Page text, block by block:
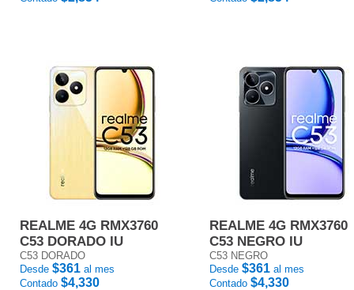
REALME 4G RMX3760
C53 DORADO IU
C53 DORADO
Desde $361 al mes
Contado $4,330
REALME 4G RMX3760
C53 NEGRO IU
C53 NEGRO
Desde $361 al mes
Contado $4,330